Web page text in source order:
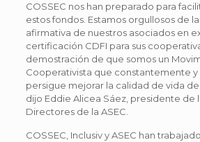
COSSEC nos han preparado para
estos fondos. Estamos orgullosos de
afirmativa de nuestros asociados en
certificación CDFI para sus
demostración de que somos un
Cooperativista que constantemente y
persigue mejorar la calidad de vida de
dijo Eddie Alicea Sáez, presidente de
Directores de la ASEC.
COSSEC, Inclusiv y ASEC han